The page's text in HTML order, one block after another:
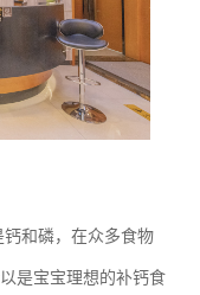
和磷，在众多食物
是宝宝理想的补钙食